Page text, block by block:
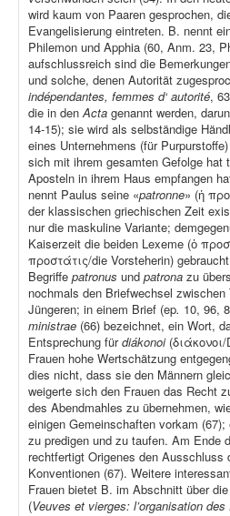
wird kaum von Paaren gesprochen,
Evangelisierung eintreten. B. nennt
Philemon und Apphia (60, Anm. 23,
aufschlussreich sind die
und solche, denen Autorität
indépendantes, femmes d‘ autorité,
die in denActa genannt werden,
14-15); sie wird als selbständige
eines Unternehmens (für
sich mit ihrem gesamten Gefolge hat
Aposteln in ihrem Haus empfangen
nennt Paulus seine «patronne» (ἡ
der klassischen griechischen Zeit
nur die maskuline Variante;
Kaiserzeit die beiden Lexeme (ὁ
προστάτις/die Vorsteherin)
Begriffe patronus und patrona zu
nochmals den Briefwechsel zwischen
Jüngeren; in einem Brief (ep. 10, 96,
ministrae (66) bezeichnet, ein Wort,
Entsprechung fürdiákonoi
Frauen hohe Wertschätzung
dies nicht, dass sie den Männern
weigerte sich den Frauen das Recht
des Abendmahles zu übernehmen,
einigen Gemeinschaften vorkam
zu predigen und zu taufen. Am Ende
rechtfertigt Origenes den Ausschluss
Konventionen (67). Weitere
Frauen bietet B. im Abschnitt über
(Veuves et vierges: l’organisation